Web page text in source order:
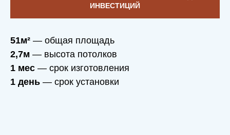
ИНВЕСТИЦИЙ
51м² — общая площадь
2,7м — высота потолков
1 мес — срок изготовления
1 день — срок установки